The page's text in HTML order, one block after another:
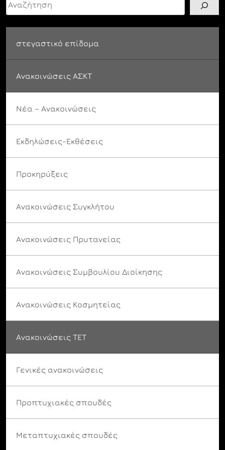
στεγαστικό επίδομα
Ανακοινώσεις ΑΣΚΤ
Νέα – Ανακοινώσεις
Εκδηλώσεις-Εκθέσεις
Προκηρύξεις
Ανακοινώσεις Συγκλήτου
Ανακοινώσεις Πρυτανείας
Ανακοινώσεις Συμβουλίου Διοίκησης
Ανακοινώσεις Κοσμητείας
Ανακοινώσεις ΤΕΤ
Γενικές ανακοινώσεις
Προπτυχιακές σπουδές
Μεταπτυχιακές σπουδές